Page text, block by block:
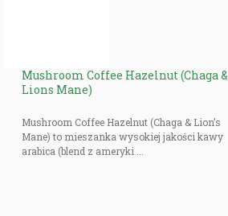
Mushroom Coffee Hazelnut (Chaga &
Lions Mane)
Mushroom Coffee Hazelnut (Chaga & Lion’s
Mane) to mieszanka wysokiej jakości kawy
arabica (blend z ameryki ...